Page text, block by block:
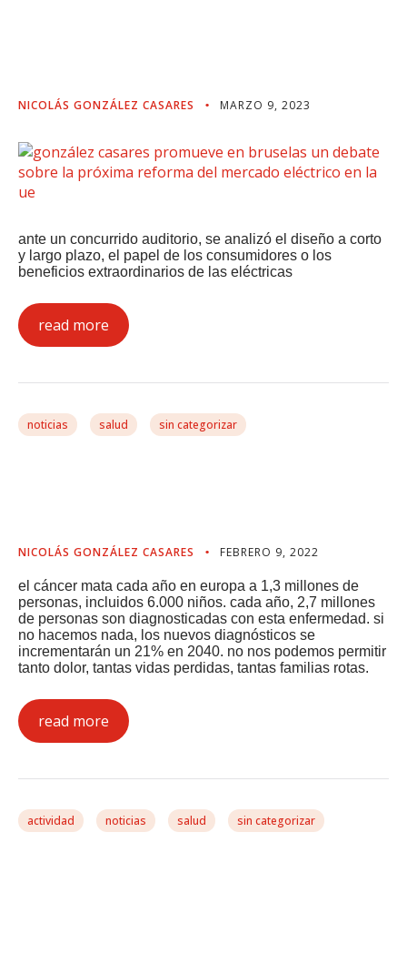
NICOLÁS GONZÁLEZ CASARES MARZO 9, 2023
ante un concurrido auditorio, se analizó el diseño a corto
y largo plazo, el papel de los consumidores o los
beneficios extraordinarios de las eléctricas
read more
noticias salud sin categorizar
NICOLÁS GONZÁLEZ CASARES FEBRERO 9, 2022
el cáncer mata cada año en europa a 1,3 millones de
personas, incluidos 6.000 niños. cada año, 2,7 millones
de personas son diagnosticadas con esta enfermedad. si
no hacemos nada, los nuevos diagnósticos se
incrementarán un 21% en 2040. no nos podemos permitir
tanto dolor, tantas vidas perdidas, tantas familias rotas.
read more
actividad noticias salud sin categorizar